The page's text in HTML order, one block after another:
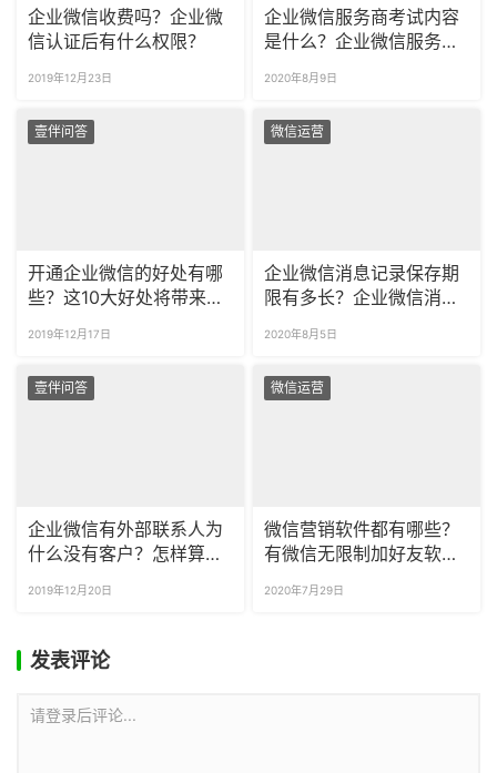
企业微信收费吗？企业微
信认证后有什么权限？
2019年12月23日
企业微信服务商考试内容
是什么？企业微信服务商
2020年8月9日
壹伴问答
开通企业微信的好处有哪
些？这10大好处将带来可
2019年12月17日
微信运营
企业微信消息记录保存期
限有多长？企业微信消息
2020年8月5日
壹伴问答
企业微信有外部联系人为
什么没有客户？怎样算是
2019年12月20日
微信运营
微信营销软件都有哪些？
有微信无限制加好友软件
2020年7月29日
发表评论
请登录后评论...